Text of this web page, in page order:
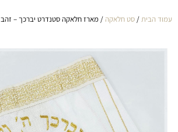
עמוד הבית/ סט חלאקה/ מארז חלאקה סטנדרט יברכך – זהב